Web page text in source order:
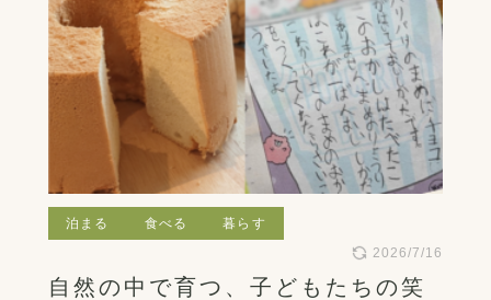
泊まる 食べる
暮らす
2026/7/16
自然の中で育つ、子どもたちの笑